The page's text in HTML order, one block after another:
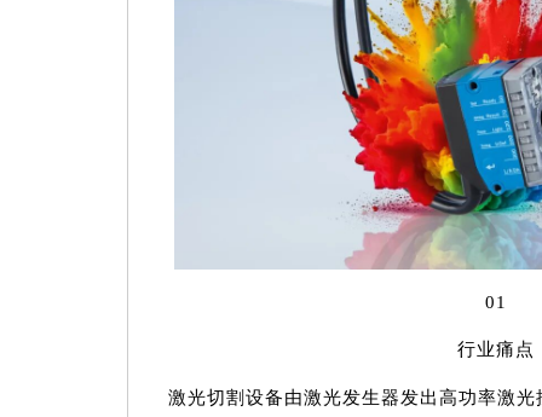
01
行业痛点
激光切割设备由激光发生器发出高功率激光